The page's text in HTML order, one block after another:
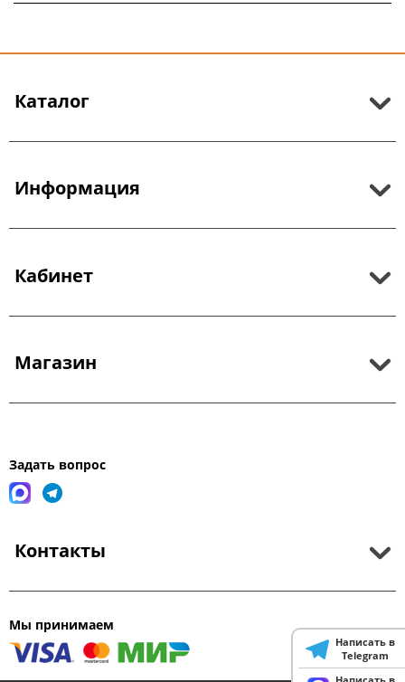
Каталог
Информация
Кабинет
Магазин
Задать вопрос
Контакты
Мы принимаем
Написать в
Telegram